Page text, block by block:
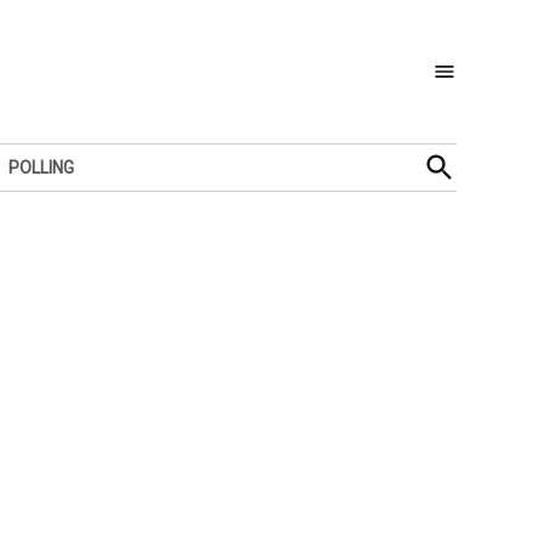
POLLING
Open
Search